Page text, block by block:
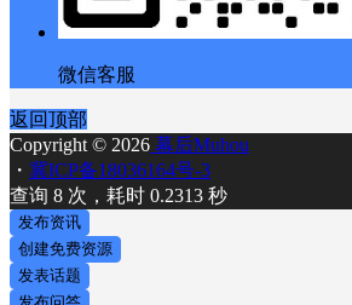
微信客服
返回顶部
Copyright © 2026 幕后Muhou
・ 冀ICP备18036164号-3
查询 8 次，耗时 0.2313 秒
发布资讯
创建免费资源
发表话题